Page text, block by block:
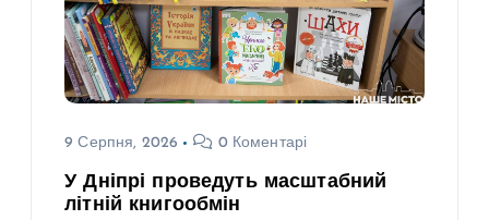
9 Серпня, 2026 0 Коментарі
У Дніпрі проведуть масштабний
літній книгообмін